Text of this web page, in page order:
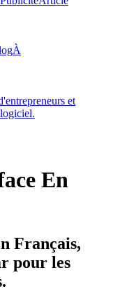
À
et
En
Français,
pour les